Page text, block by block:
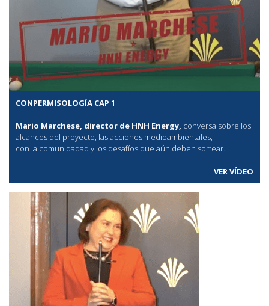
CONPERMISOLOGÍA CAP 1
Mario Marchese, director de HNH Energy, conversa sobre los
alcances del proyecto, las acciones medioambientales,
con la comunidadad y los desafíos que aún deben sortear.
VER VÍDEO